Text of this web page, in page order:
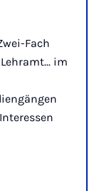
Fach
im